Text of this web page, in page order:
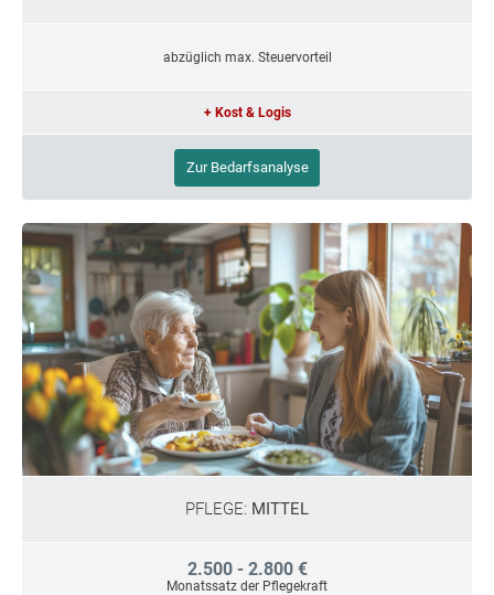
abzüglich max. Steuervorteil
+ Kost & Logis
Zur Bedarfsanalyse
PFLEGE: MITTEL
2.500 - 2.800 €
Monatssatz der Pflegekraft